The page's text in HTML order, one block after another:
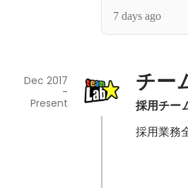
7 days ago
チー
採用チー
Dec 2017
-
Present
採用業務